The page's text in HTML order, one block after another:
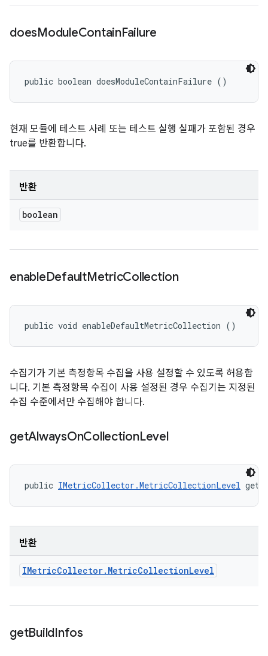
doesModuleContainFailure
public boolean doesModuleContainFailure ()
현재 모듈에 테스트 사례 또는 테스트 실행 실패가 포함된 경우
true를 반환합니다.
반환
boolean
enableDefaultMetricCollection
public void enableDefaultMetricCollection ()
수집기가 기본 측정항목 수집을 사용 설정할 수 있도록 허용합
니다. 기본 측정항목 수집이 사용 설정된 경우 수집기는 지정된
수집 수준에서만 수집해야 합니다.
getAlwaysOnCollectionLevel
public IMetricCollector.MetricCollectionLevel
반환
IMetricCollector. MetricCollectionLevel
getBuildInfos